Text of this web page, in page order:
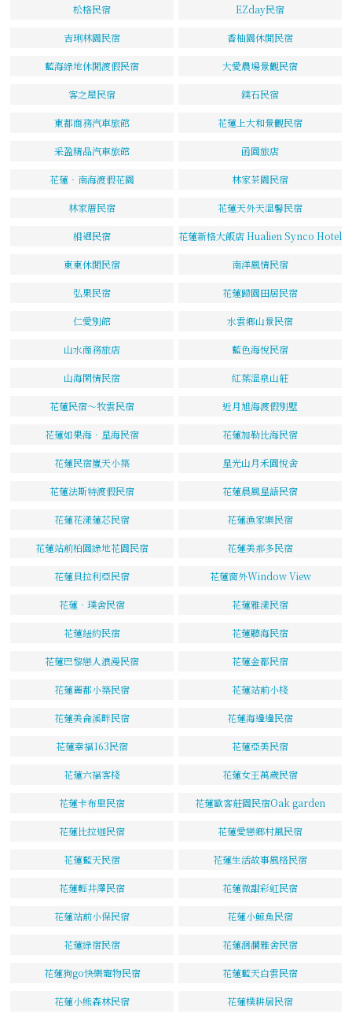
松格民宿 EZday民宿
吉琍林園民宿 香柚園休閒民宿
藍海綠地休閒渡假民宿 大愛農場景觀民宿
客之屋民宿 鏷石民宿
東都商務汽車旅館 花蓮上大和景觀民宿
采盈精品汽車旅館 函園旅店
花蓮‧南海渡假花園 林家茶園民宿
林家厝民宿 花蓮天外天溫馨民宿
相遇民宿 花蓮新格大飯店 Hualien Synco Hotel
東東休閒民宿 南洋風情民宿
弘果民宿 花蓮歸園田居民宿
仁愛別館 水雲鄉山景民宿
山水商務旅店 藍色海悅民宿
山海閑情民宿 紅葉溫泉山莊
花蓮民宿～牧雲民宿 近月旭海渡假別墅
花蓮如果海．星海民宿 花蓮加勒比海民宿
花蓮民宿嵐天小築 星光山月禾園悅舍
花蓮法斯特渡假民宿 花蓮晨風星語民宿
花蓮花漾蓮芯民宿 花蓮漁家樂民宿
花蓮站前柏園綠地花園民宿 花蓮美那多民宿
花蓮貝拉利亞民宿 花蓮窗外Window View
花蓮‧璞舍民宿 花蓮雅漾民宿
花蓮紐約民宿 花蓮聽海民宿
花蓮巴黎戀人浪漫民宿 花蓮金都民宿
花蓮麗都小築民宿 花蓮站前小棧
花蓮美侖溪畔民宿 花蓮海邊邊民宿
花蓮幸福163民宿 花蓮亞美民宿
花蓮六福客棧 花蓮女王萬歲民宿
花蓮卡布里民宿 花蓮歐客莊園民宿Oak garden
花蓮比拉迦民宿 花蓮愛戀鄉村風民宿
花蓮藍天民宿 花蓮生活故事風格民宿
花蓮輕井澤民宿 花蓮微甜彩虹民宿
花蓮站前小保民宿 花蓮小鯨魚民宿
花蓮綠宿民宿 花蓮洄瀾雅舍民宿
花蓮狗go快樂寵物民宿 花蓮藍天白雲民宿
花蓮小熊森林民宿 花蓮樸耕居民宿